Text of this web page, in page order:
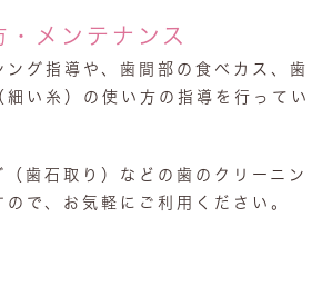
メンテナンス
ング指導や、歯間部の食べカス、歯
細い糸）の使い方の指導を行ってい
（歯石取り）などの歯のクリーニン
で、お気軽にご利用ください。